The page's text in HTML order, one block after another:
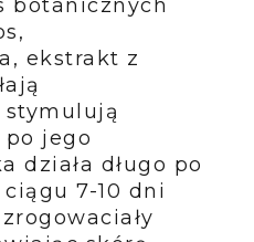
botanicznych
ekstrakt z
jego
działa długo po
7-10 dni